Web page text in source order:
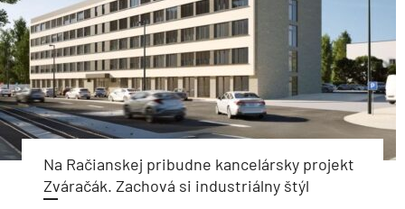
Na Račianskej pribudne kancelársky projekt
Zváračák. Zachová si industriálny štýl